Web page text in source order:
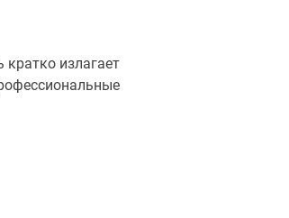
излагает